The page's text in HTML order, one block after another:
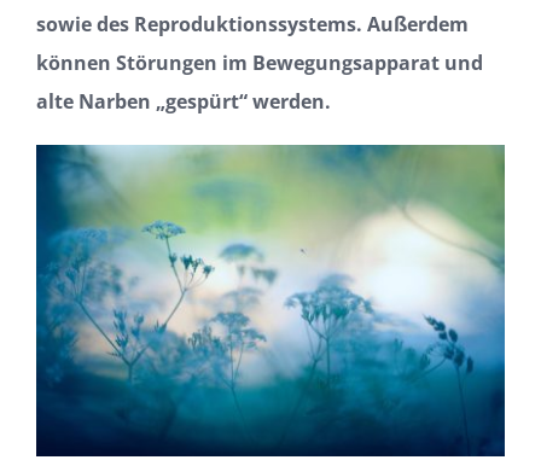
sowie des Reproduktionssystems. Außerdem
können Störungen im Bewegungsapparat und
alte Narben „gespürt“ werden.